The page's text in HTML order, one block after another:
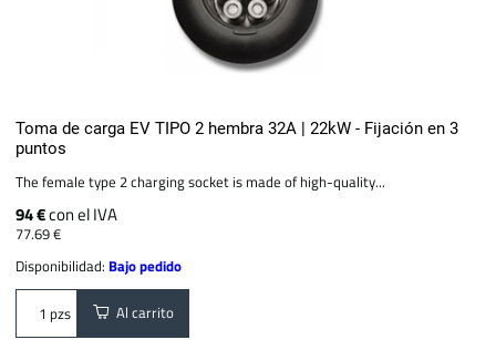
Toma de carga EV TIPO 2 hembra 32A | 22kW - Fijación en 3
puntos
The female type 2 charging socket is made of high-quality...
94 €con el IVA
77.69 €
Disponibilidad: Bajo pedido
pzs Al carrito